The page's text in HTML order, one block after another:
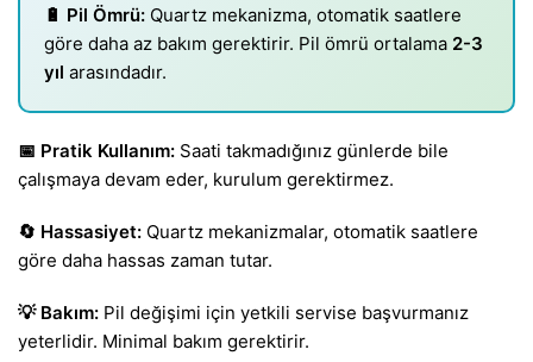
🔋 Pil Ömrü: Quartz mekanizma, otomatik saatlere
göre daha az bakım gerektirir. Pil ömrü ortalama 2-3
yıl arasındadır.
📅 Pratik Kullanım: Saati takmadığınız günlerde bile
çalışmaya devam eder, kurulum gerektirmez.
🔄 Hassasiyet: Quartz mekanizmalar, otomatik saatlere
göre daha hassas zaman tutar.
💡 Bakım: Pil değişimi için yetkili servise başvurmanız
yeterlidir. Minimal bakım gerektirir.